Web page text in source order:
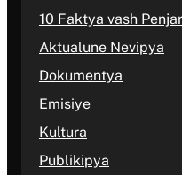
10 Faktya vash
Aktualune Nevipya
Dokumentya
Emisiye
Kultura
Publikipya